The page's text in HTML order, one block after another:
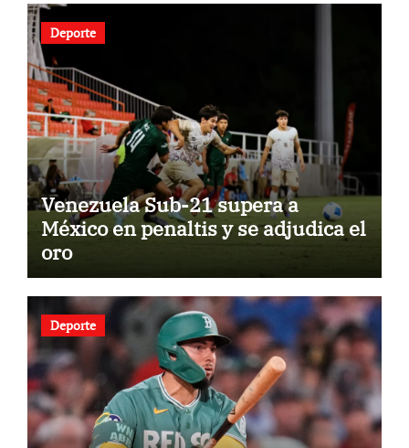
Deporte
Venezuela Sub-21 supera a
México en penaltis y se adjudica el
oro
Deporte